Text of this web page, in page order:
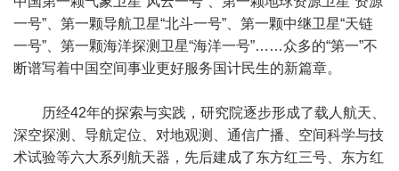
一号”、第一颗导航卫星“北斗一号”、第一颗中继卫星“天链
一号”、第一颗海洋探测卫星“海洋一号”……众多的“第一”不
断谱写着中国空间事业更好服务国计民生的新篇章。
历经42年的探索与实践，研究院逐步形成了载人航天、
深空探测、导航定位、对地观测、通信广播、空间科学与技
术试验等六大系列航天器，先后建成了东方红三号、东方红